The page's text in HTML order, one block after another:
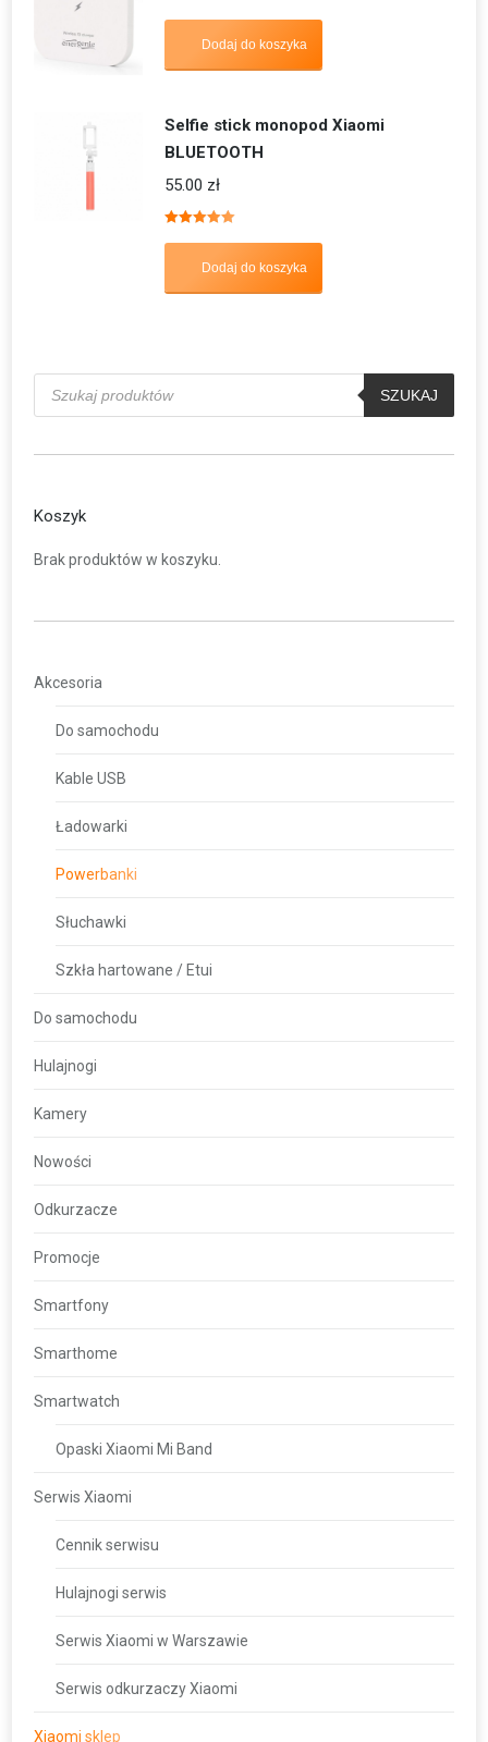
Dodaj do koszyka
Selfie stick monopod Xiaomi
BLUETOOTH
55.00 zł
5.00
Dodaj do koszyka
Wyszukiwarka
produktów
SZUKAJ
Koszyk
Brak produktów w koszyku.
Akcesoria
Do samochodu
Kable USB
Ładowarki
Powerbanki
Słuchawki
Szkła hartowane / Etui
Do samochodu
Hulajnogi
Kamery
Nowości
Odkurzacze
Promocje
Smartfony
Smarthome
Smartwatch
Opaski Xiaomi Mi Band
Serwis Xiaomi
Cennik serwisu
Hulajnogi serwis
Serwis Xiaomi w Warszawie
Serwis odkurzaczy Xiaomi
Xiaomi sklep